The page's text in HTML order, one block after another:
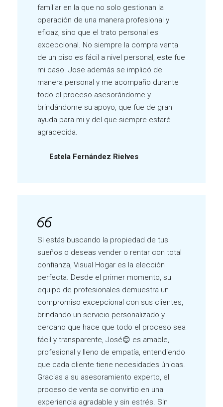
familiar en la que no solo gestionan la
operación de una manera profesional y
eficaz, sino que el trato personal es
excepcional. No siempre la compra venta
de un piso es fácil a nivel personal, este fue
mi caso. Jose además se implicó de
manera personal y me acompaño durante
todo el proceso asesorándome y
brindándome su apoyo, que fue de gran
ayuda para mi y del que siempre estaré
agradecida.
Estela Fernández Rielves
Si estás buscando la propiedad de tus
sueños o deseas vender o rentar con total
confianza, Visual Hogar es la elección
perfecta. Desde el primer momento, su
equipo de profesionales demuestra un
compromiso excepcional con sus clientes,
brindando un servicio personalizado y
cercano que hace que todo el proceso sea
fácil y transparente, José😊 es amable,
profesional y lleno de empatía, entendiendo
que cada cliente tiene necesidades únicas.
Gracias a su asesoramiento experto, el
proceso de venta se convirtio en una
experiencia agradable y sin estrés. Sin